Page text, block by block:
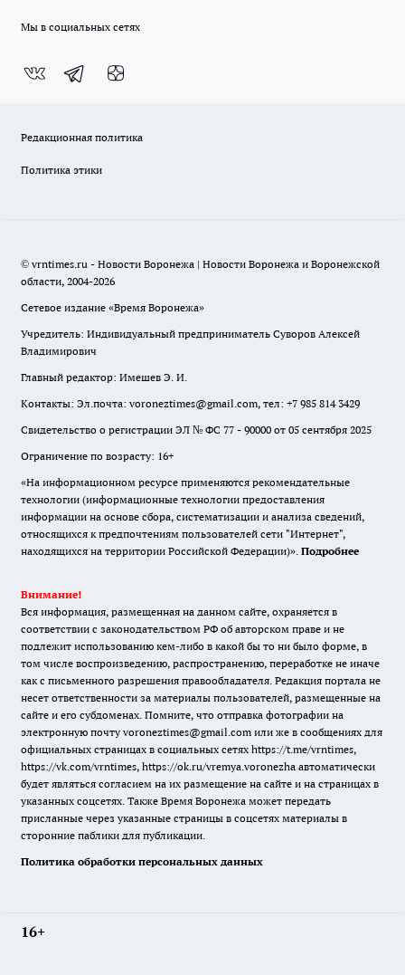
Мы в социальных сетях
Редакционная политика
Политика этики
© vrntimes.ru - Новости Воронежа | Новости Воронежа и Воронежской
области, 2004-2026
Сетевое издание «Время Воронежа»
Учредитель: Индивидуальный предприниматель Суворов Алексей
Владимирович
Главный редактор: Имешев Э. И.
Контакты: Эл.почта: voroneztimes@gmail.com, тел: +7 985 814 3429
Свидетельство о регистрации ЭЛ № ФС 77 - 90000 от 05 сентября 2025
Ограничение по возрасту: 16+
«На информационном ресурсе применяются рекомендательные
технологии (информационные технологии предоставления
информации на основе сбора, систематизации и анализа сведений,
относящихся к предпочтениям пользователей сети "Интернет",
находящихся на территории Российской Федерации)». Подробнее
Внимание!
Вся информация, размещенная на данном сайте, охраняется в
соответствии с законодательством РФ об авторском праве и не
подлежит использованию кем-либо в какой бы то ни было форме, в
том числе воспроизведению, распространению, переработке не иначе
как с письменного разрешения правообладателя. Редакция портала не
несет ответственности за материалы пользователей, размещенные на
сайте и его субдоменах. Помните, что отправка фотографии на
электронную почту voroneztimes@gmail.com или же в сообщениях для
официальных страницах в социальных сетях https://t.me/vrntimes,
https://vk.com/vrntimes, https://ok.ru/vremya.voronezha автоматически
будет являться согласием на их размещение на сайте и на страницах в
указанных соцсетях. Также Время Воронежа может передать
присланные через указанные страницы в соцсетях материалы в
сторонние паблики для публикации.
Политика обработки персональных данных
16+